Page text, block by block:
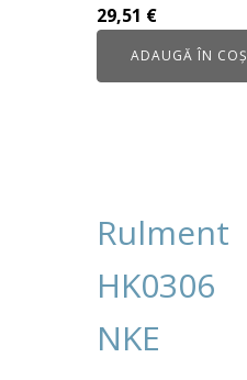
29,51 €
ADAUGĂ ÎN COȘ
Rulment
HK0306
NKE